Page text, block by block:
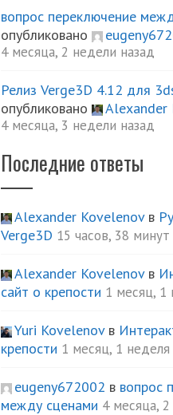
вопрос переключение
опубликовано
4 месяца, 2 недели назад
Релиз Verge3D 4.12 для
опубликовано
Alexander
4 месяца, 3 недели назад
Последние ответы
Alexander Kovelenovв
Verge3D 15 часов, 38 минут
Alexander Kovelenovв
сайт о крепости 1 месяц, 1
Yuri Kovelenovв
крепости 1 месяц, 1 неделя
eugeny672002 в вопрос
между сценами 4 месяца,